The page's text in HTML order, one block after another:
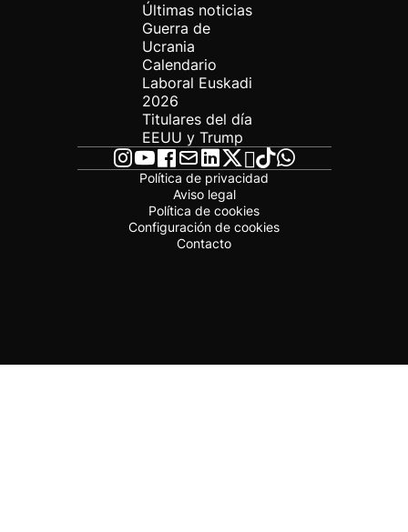
Últimas noticias
Guerra de
Ucrania
Calendario
Laboral Euskadi
2026
Titulares del día
EEUU y Trump
Política de privacidad
Aviso legal
Política de cookies
Configuración de cookies
Contacto